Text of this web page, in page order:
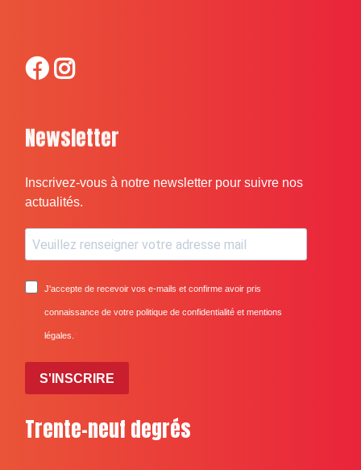
Newsletter
Inscrivez-vous à notre newsletter pour suivre nos
actualités.
J'accepte de recevoir vos e-mails et confirme avoir pris
connaissance de votre politique de confidentialité et mentions
légales.
S'INSCRIRE
Trente-neuf degrés